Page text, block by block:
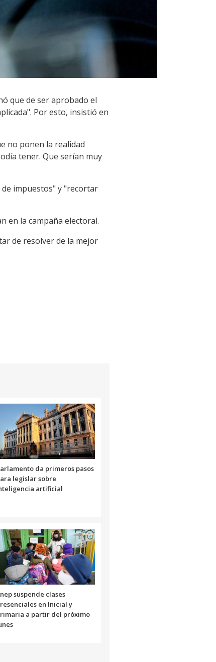
que de ser aprobado el
Por esto, insistió en
no ponen la realidad
tener. Que serían muy
impuestos" y "recortar
en la campaña electoral.
de resolver de la mejor
da primeros pasos
legislar sobre
artificial
suspende clases
en Inicial y
a partir del próximo